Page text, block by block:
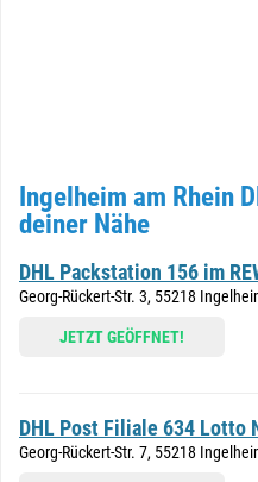
Ingelheim am Rhein
deiner Nähe
DHL Packstation 156 im
Georg-Rückert-Str. 3, 55218
JETZT GEÖFFNET!
DHL Post Filiale 634 Lotto
Georg-Rückert-Str. 7, 55218